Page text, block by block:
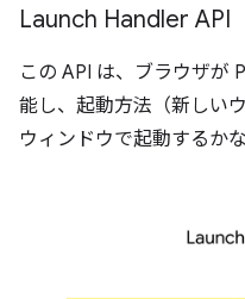
Launch Handler API
この API は、ブラウザが
能し、起動方法（新しい
ウィンドウで起動するか